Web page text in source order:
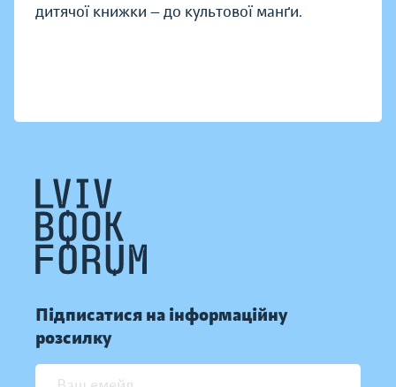
дитячої книжки — до культової манґи.
Підписатися на інформаційну
розсилку